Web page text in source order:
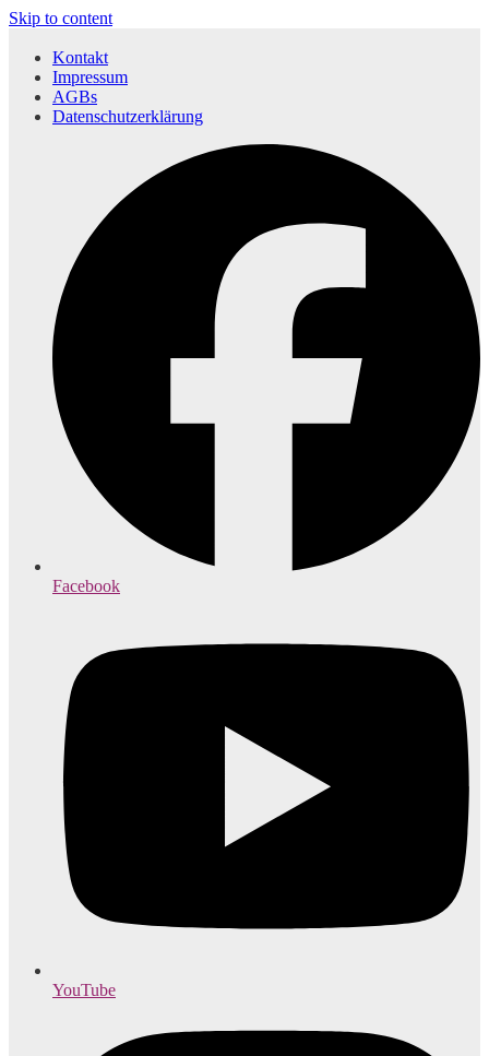
Skip to content
Kontakt
Impressum
AGBs
Datenschutzerklärung
Facebook
YouTube